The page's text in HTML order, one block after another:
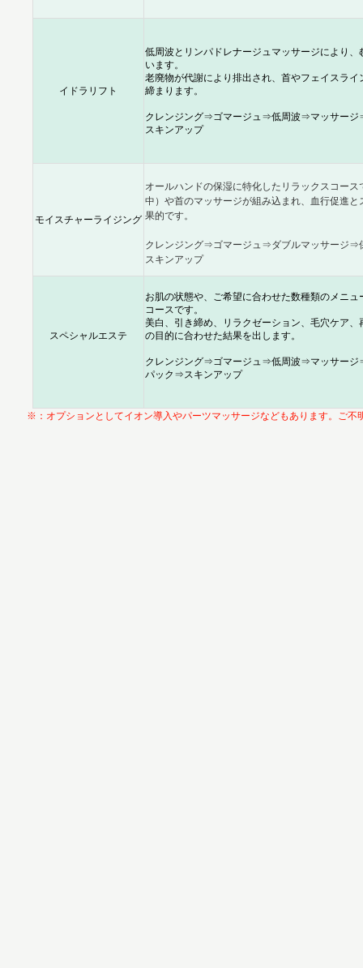
イドラリフト
低周波とリンパドレナージュマッサージにより、
います。
老廃物が代謝により排出され、首やフェイスライ
締まります。
クレンジング⇒ゴマージュ⇒低周波⇒マッサー
スキンアップ
モイスチャーライジング
オールハンドの保湿に特化したリラックスコース
中）や首のマッサージが組み込まれ、血行促進と
果的です。
クレンジング⇒ゴマージュ⇒ダブルマッサージ⇒
スキンアップ
スペシャルエステ
お肌の状態や、ご希望に合わせた数種類のメニュ
コースです。
美白、引き締め、リラクゼーション、毛穴ケア、
の目的に合わせた結果を出します。
クレンジング⇒ゴマージュ⇒低周波⇒マッサー
パック⇒スキンアップ
※：オプションとしてイオン導入やパーツマッサージなどもあります。ご不